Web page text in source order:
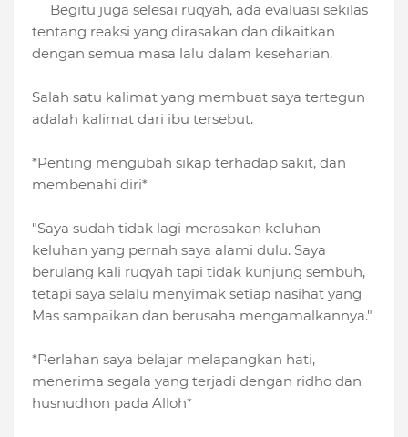
Begitu juga selesai ruqyah, ada evaluasi sekilas
tentang reaksi yang dirasakan dan dikaitkan
dengan semua masa lalu dalam keseharian.
Salah satu kalimat yang membuat saya tertegun
adalah kalimat dari ibu tersebut.
*Penting mengubah sikap terhadap sakit, dan
membenahi diri*
"Saya sudah tidak lagi merasakan keluhan
keluhan yang pernah saya alami dulu. Saya
berulang kali ruqyah tapi tidak kunjung sembuh,
tetapi saya selalu menyimak setiap nasihat yang
Mas sampaikan dan berusaha mengamalkannya."
*Perlahan saya belajar melapangkan hati,
menerima segala yang terjadi dengan ridho dan
husnudhon pada Alloh*